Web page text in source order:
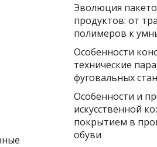
Эволюция
продуктов: от
полимеров к
Особенности
технические
фуговальных
Особенности и
искусственной
покрытием в
обуви